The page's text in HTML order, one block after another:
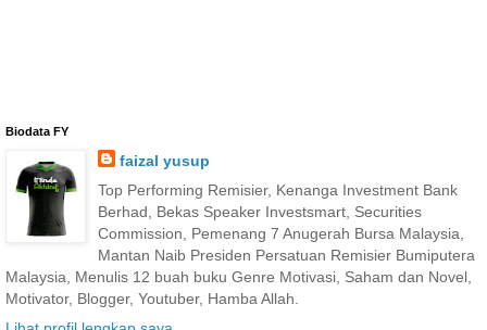
Biodata FY
faizal yusup
Top Performing Remisier, Kenanga Investment Bank
Berhad, Bekas Speaker Investsmart, Securities
Commission, Pemenang 7 Anugerah Bursa Malaysia,
Mantan Naib Presiden Persatuan Remisier Bumiputera
Malaysia, Menulis 12 buah buku Genre Motivasi, Saham dan Novel,
Motivator, Blogger, Youtuber, Hamba Allah.